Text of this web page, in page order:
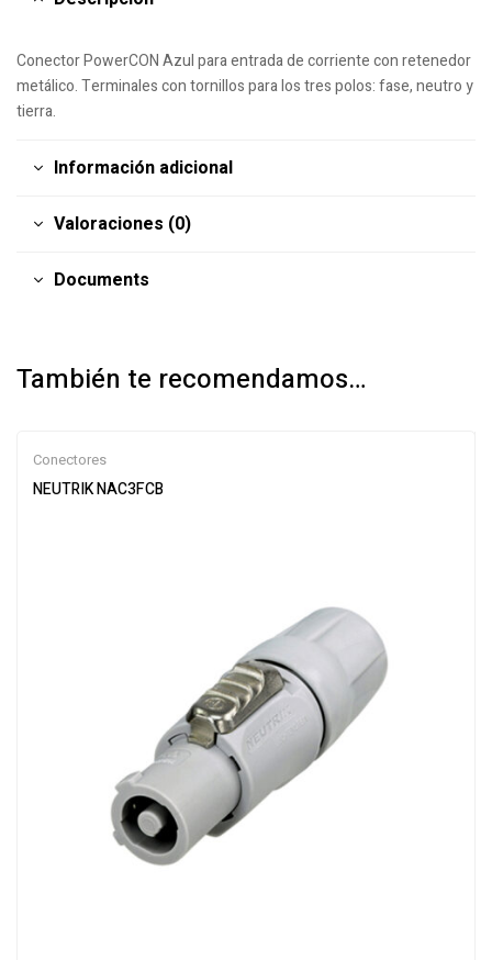
Conector PowerCON Azul para entrada de corriente con retenedor
metálico. Terminales con tornillos para los tres polos: fase, neutro y
tierra.
Información adicional
Valoraciones (0)
Documents
También te recomendamos…
Conectores
NEUTRIK NAC3FCB